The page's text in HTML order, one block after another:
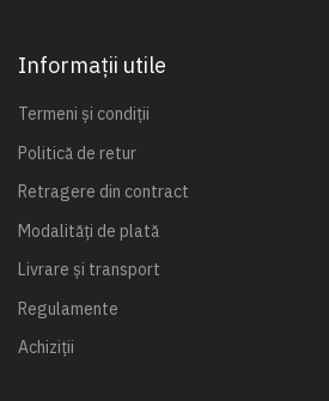
Informații utile
Termeni și condiții
Politică de retur
Retragere din contract
Modalități de plată
Livrare și transport
Regulamente
Achiziții